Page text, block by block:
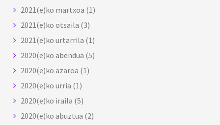
2021(e)ko martxoa (1)
2021(e)ko otsaila (3)
2021(e)ko urtarrila (1)
2020(e)ko abendua (5)
2020(e)ko azaroa (1)
2020(e)ko urria (1)
2020(e)ko iraila (5)
2020(e)ko abuztua (2)